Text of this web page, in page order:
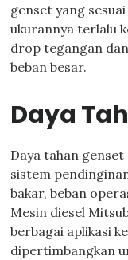
genset yang
ukurannya terlalu
drop tegangan
beban besar.
Daya
Daya tahan
sistem
bakar, beban
Mesin diesel
berbagai aplikasi
dipertimbangkan